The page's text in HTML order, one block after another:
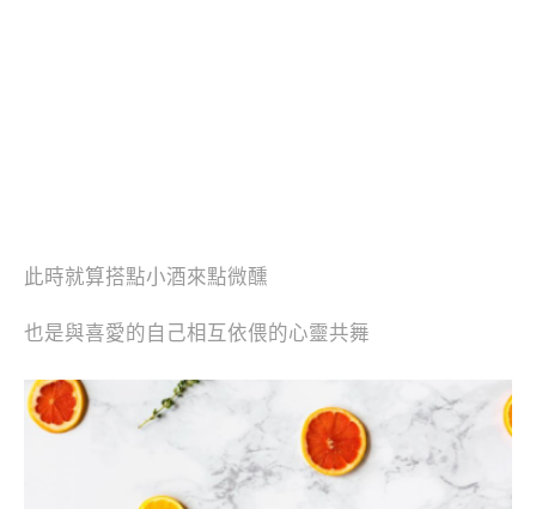
此時就算搭點小酒來點微醺
也是與喜愛的自己相互依偎的心靈共舞